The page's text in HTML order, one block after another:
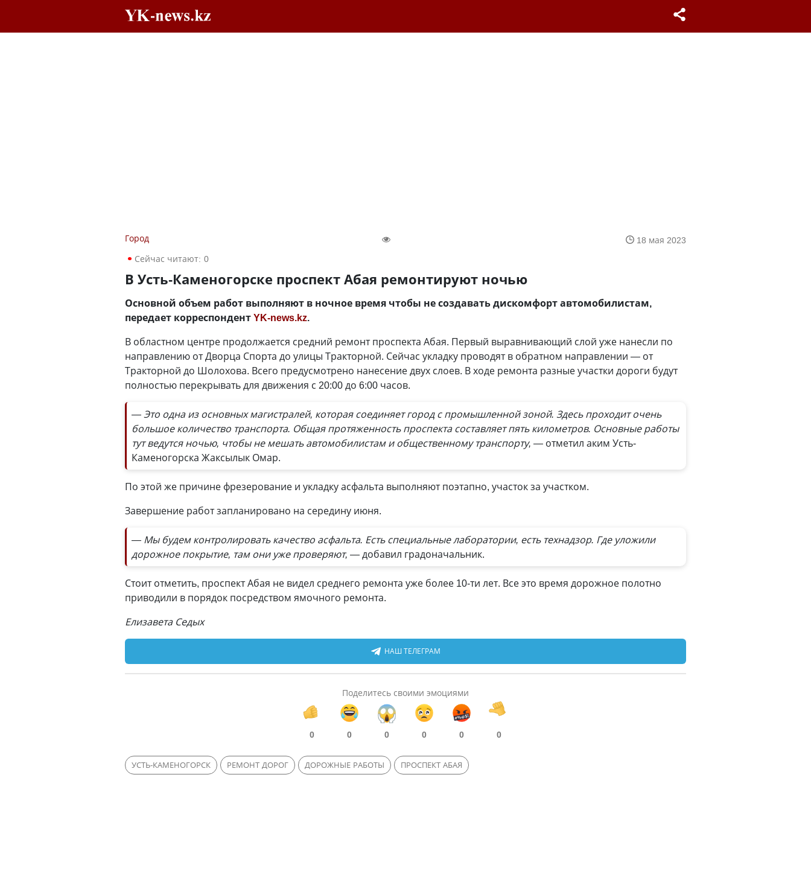
Город
18 мая 2023
Сейчас читают: 0
В Усть-Каменогорске проспект Абая ремонтируют ночью
Основной объем работ выполняют в ночное время чтобы не создавать дискомфорт автомобилистам,
передает корреспондентYK-news.kz.
В областном центре продолжается средний ремонт проспекта Абая. Первый выравнивающий слой уже нанесли по
направлению от Дворца Спорта до улицы Тракторной. Сейчас укладку проводят в обратном направлении — от
Тракторной до Шолохова. Всего предусмотрено нанесение двух слоев. В ходе ремонта разные участки дороги будут
полностью перекрывать для движения с 20:00 до 6:00 часов.
— Это одна из основных магистралей, которая соединяет город с промышленной зоной. Здесь проходит очень
большое количество транспорта. Общая протяженность проспекта составляет пять километров. Основные работы
тут ведутся ночью, чтобы не мешать автомобилистам и общественному транспорту, — отметил аким Усть-
Каменогорска Жаксылык Омар.
По этой же причине фрезерование и укладку асфальта выполняют поэтапно, участок за участком.
Завершение работ запланировано на середину июня.
— Мы будем контролировать качество асфальта. Есть специальные лаборатории, есть технадзор. Где уложили
дорожное покрытие, там они уже проверяют, — добавил градоначальник.
Стоит отметить, проспект Абая не видел среднего ремонта уже более 10-ти лет. Все это время дорожное полотно
приводили в порядок посредством ямочного ремонта.
Елизавета Седых
НАШ ТЕЛЕГРАМ
Поделитесь своими эмоциями
0 0 0 0 0 0
УСТЬ-КАМЕНОГОРСК РЕМОНТ ДОРОГ ДОРОЖНЫЕ РАБОТЫ ПРОСПЕКТ АБАЯ